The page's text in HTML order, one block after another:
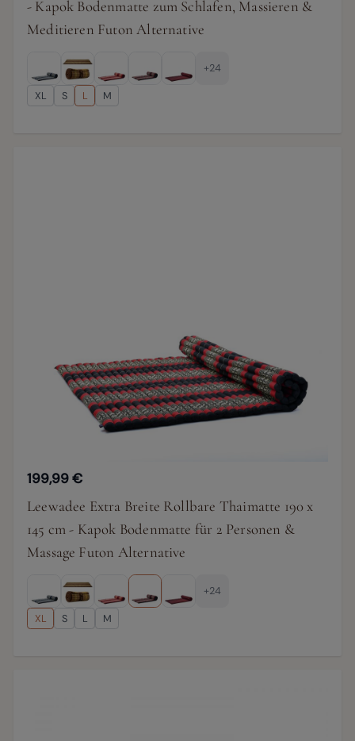
- Kapok Bodenmatte zum Schlafen, Massieren &
Meditieren Futon Alternative
+24
XL S L M
199,99 €
Leewadee Extra Breite Rollbare Thaimatte 190 x
145 cm - Kapok Bodenmatte für 2 Personen &
Massage Futon Alternative
+24
XL S L M